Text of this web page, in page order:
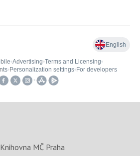
Knihovna MČ Praha